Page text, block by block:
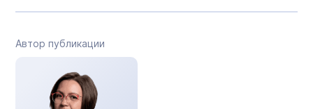
Автор публикации